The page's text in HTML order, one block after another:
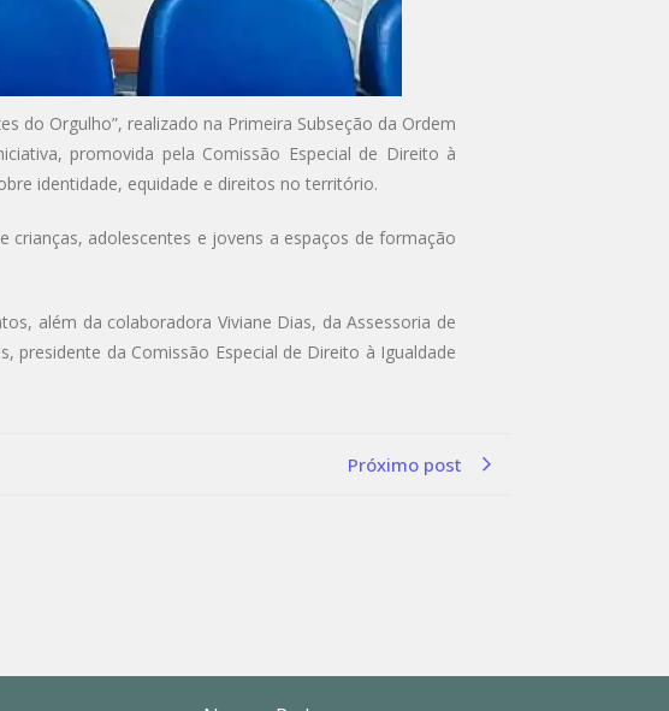
do Orgulho”, realizado na Primeira Subseção da Ordem
promovida pela Comissão Especial de Direito à
identidade, equidade e direitos no território.
adolescentes e jovens a espaços de formação
além da colaboradora Viviane Dias, da Assessoria de
presidente da Comissão Especial de Direito à Igualdade
Próximo post